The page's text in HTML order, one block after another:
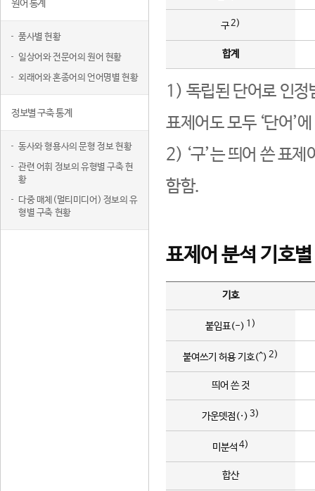
원어 통계
품사별 현황
일상어와 전문어의 원어 현황
외래어와 혼종어의 언어명별 현황
정보별 구축 통계
동사와 형용사의 문형 정보 현황
관련 어휘 정보의 유형별 구축 현
황
다중 매체(멀티미디어) 정보의 유
형별 구축 현황
구2)
합계
1) 독립된 단어로 인정
표제어도 모두 ‘단어’
2) ‘구’는 띄어 쓴 표
함함.
표제어 분석 기호
기호
붙임표(-) 1)
붙여쓰기 허용 기호(^) 2)
띄어 쓴 것
가운뎃점(·) 3)
미분석 4)
합산